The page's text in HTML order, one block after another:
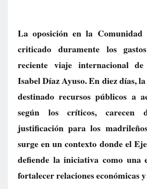
La oposición en la
criticado duramente los
reciente viaje internacional
Isabel Díaz Ayuso. En diez días,
destinado recursos públicos a
según los críticos, carecen
justificación para los
surge en un contexto donde el
defiende la iniciativa como una
fortalecer relaciones económicas